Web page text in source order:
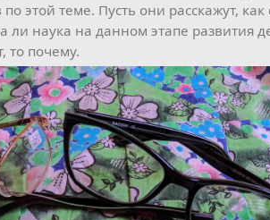
этой теме. Пусть они расскажут, как
ли наука на данном этапе развития
то почему.